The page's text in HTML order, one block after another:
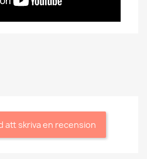
att skriva en recension